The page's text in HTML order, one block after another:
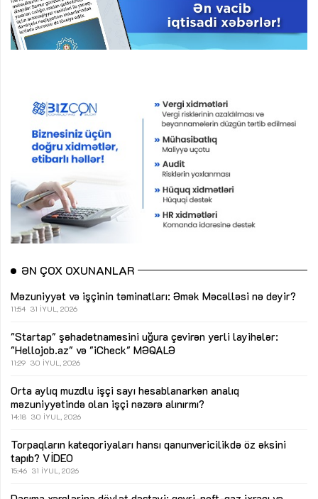
ƏN ÇOX OXUNANLAR
Məzuniyyət və işçinin təminatları: Əmək Məcəlləsi nə deyir?
11:54 31 İYUL, 2026
"Startap" şəhadətnaməsini uğura çevirən yerli layihələr:
"Hellojob.az" və "iCheck" MƏQALƏ
11:29 30 İYUL, 2026
Orta aylıq muzdlu işçi sayı hesablanarkən analıq
məzuniyyətində olan işçi nəzərə alınırmı?
14:18 30 İYUL, 2026
Torpaqların kateqoriyaları hansı qanunvericilikdə öz əksini
tapıb? VİDEO
15:46 31 İYUL, 2026